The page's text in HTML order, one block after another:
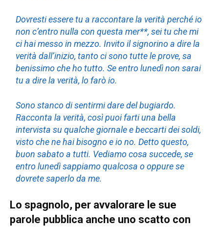
Dovresti essere tu a raccontare la verità perché io
non c’entro nulla con questa mer**, sei tu che mi
ci hai messo in mezzo. Invito il signorino a dire la
verità dall’inizio, tanto ci sono tutte le prove, sa
benissimo che ho tutto. Se entro lunedì non sarai
tu a dire la verità, lo farò io.
Sono stanco di sentirmi dare del bugiardo.
Racconta la verità, così puoi farti una bella
intervista su qualche giornale e beccarti dei soldi,
visto che ne hai bisogno e io no. Detto questo,
buon sabato a tutti. Vediamo cosa succede, se
entro lunedì sappiamo qualcosa o oppure se
dovrete saperlo da me.
Lo spagnolo, per avvalorare le sue
parole pubblica anche uno scatto con